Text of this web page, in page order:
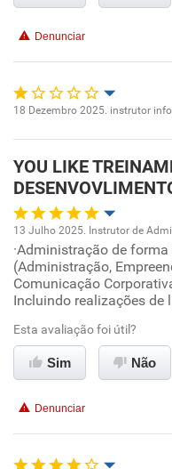
Denunciar
Ambiente de trabalho
Conciliação com a vida
Benefícios
Não recomenda esta
Não recomenda a
18 Dezembro 2025. instrutor
YOU LIKE
Oportunidade de
Ambiente de trabalho
Conciliação com a vida
Benefícios
13 Julho 2025. Instrutor de
·Administração de
(Administração,
Comunicação
Incluindo realizações de
Esta avaliação foi útil?
Sim Não
Denunciar